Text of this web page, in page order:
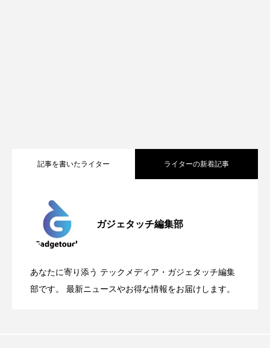
記事を書いたライター ライターの新着記事
ガジェタッチ編集部
あなたに寄り添う テックメディア・ガジェタッチ編集
部です。 最新ニュースやお得な情報をお届けします。
2026.05.04
登場
2026.04.24
Directに動いた理由、担当者も答えられな
2026.04.23 OpenMic Insight：AFEELA開発中止で見